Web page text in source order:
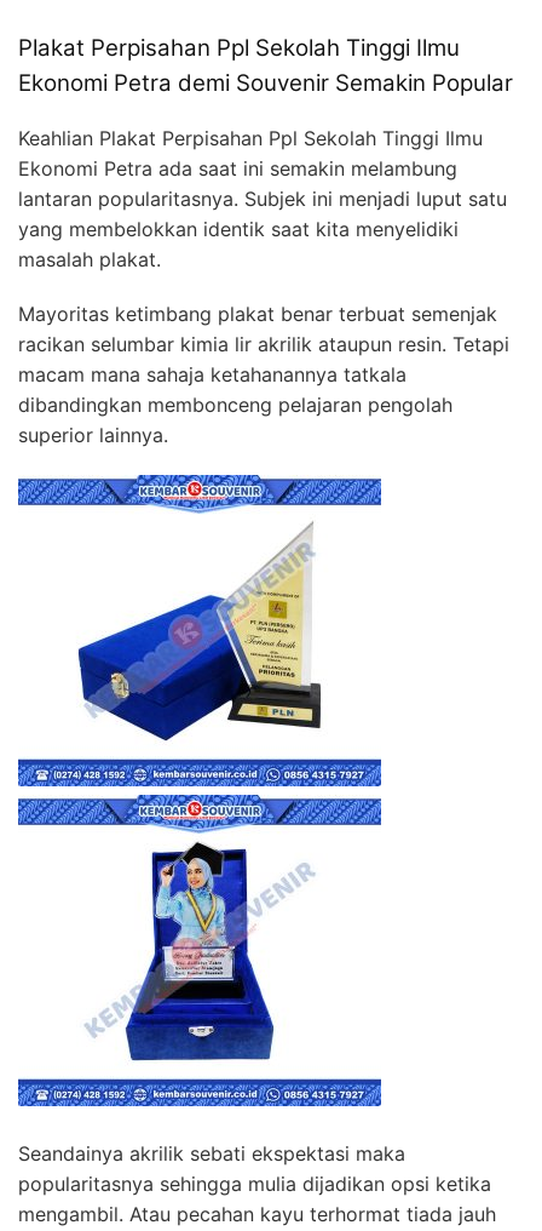
Plakat Perpisahan Ppl Sekolah Tinggi Ilmu
Ekonomi Petra demi Souvenir Semakin Popular
Keahlian Plakat Perpisahan Ppl Sekolah Tinggi Ilmu
Ekonomi Petra ada saat ini semakin melambung
lantaran popularitasnya. Subjek ini menjadi luput satu
yang membelokkan identik saat kita menyelidiki
masalah plakat.
Mayoritas ketimbang plakat benar terbuat semenjak
racikan selumbar kimia lir akrilik ataupun resin. Tetapi
macam mana sahaja ketahanannya tatkala
dibandingkan membonceng pelajaran pengolah
superior lainnya.
Seandainya akrilik sebati ekspektasi maka
popularitasnya sehingga mulia dijadikan opsi ketika
mengambil. Atau pecahan kayu terhormat tiada jauh